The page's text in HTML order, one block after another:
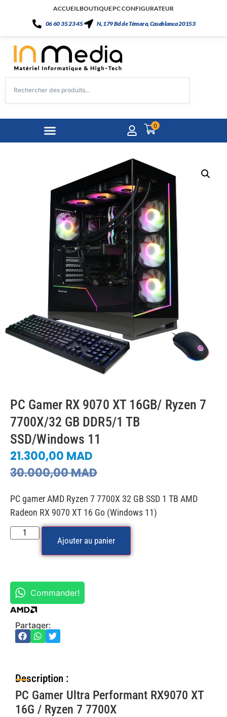
ACCUEILBOUTIQUEPC CONFIGURATEUR
06 60 35 23 45
N, 179 Bd de Témara, Casablanca 20153
0
PC Gamer RX 9070 XT 16GB/ Ryzen 7
7700X/32 GB DDR5/1 TB
SSD/Windows 11
30.000,00MAD
21.300,00 MAD
PC gamer AMD Ryzen 7 7700X 32 GB SSD 1 TB AMD
Radeon RX 9070 XT 16 Go (Windows 11)
Ajouter au panier
Commander!
Partager:
Description :
PC Gamer Ultra Performant RX9070 XT
16G / Ryzen 7 7700X